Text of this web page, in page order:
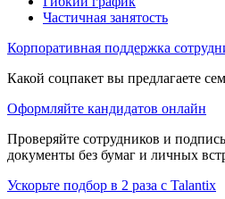
Частичная занятость
Корпоративная поддержка
Какой соцпакет вы предлагаете
Оформляйте кандидатов онлайн
Проверяйте сотрудников и
документы без бумаг и личных
Ускорьте подбор в 2 раза с Talantix